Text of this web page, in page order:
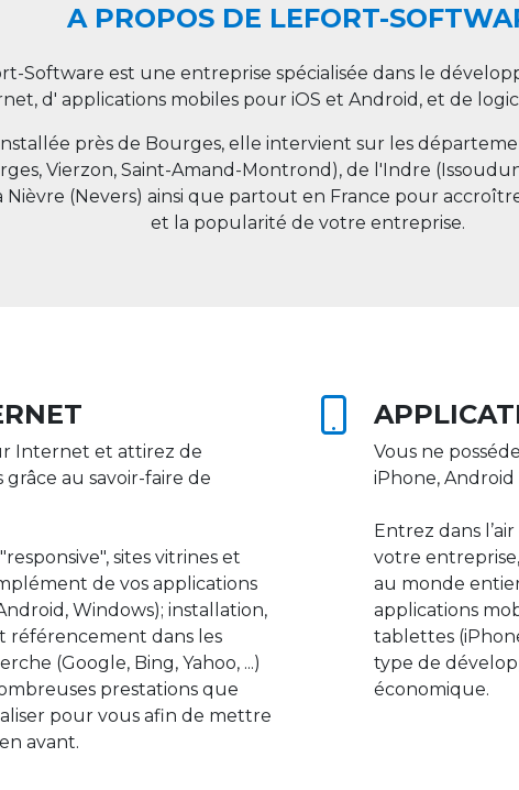
A PROPOS DE LEFORT-
Software est une entreprise spécialisée dans le
d' applications mobiles pour iOS et Android, et de
près de Bourges, elle intervient sur les
Vierzon, Saint-Amand-Montrond), de l'Indre
Nièvre (Nevers) ainsi que partout en France pour
et la popularité de votre entreprise.
Internet et attirez de
au savoir-faire de
sites vitrines et
de vos applications
Windows); installation,
référencement dans les
(Google, Bing, Yahoo, ...)
prestations que
pour vous afin de mettre
avant.
Vous ne
iPhone, Android
Entrez dans
votre
au monde
applications
tablettes
type de
économique.